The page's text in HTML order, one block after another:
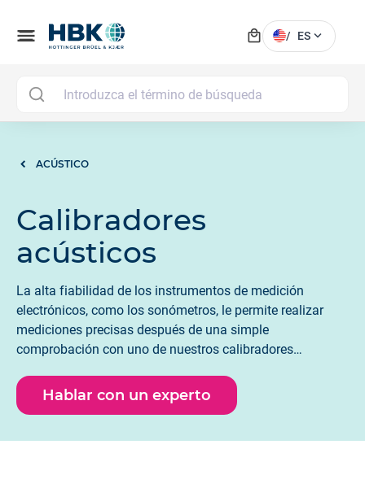
menu local_mall / ES expand_more
ACÚSTICO
Calibradores
acústicos
La alta fiabilidad de los instrumentos de medición
electrónicos, como los sonómetros, le permite realizar
mediciones precisas después de una simple
comprobación con uno de nuestros calibradores
también se realizan después de cada medida, con la
finalidad de validar los resultados. Para asegurarse de
Hablar con un experto